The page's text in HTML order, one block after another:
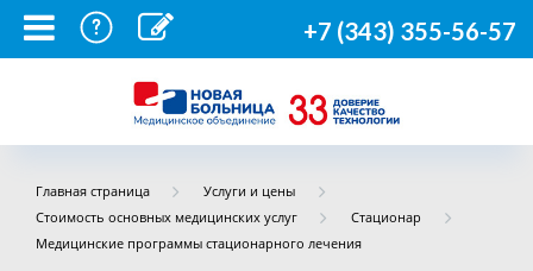
+7 (343) 355-56-57
Главная страница
Услуги и цены
Стоимость основных медицинских услуг
Стационар
Медицинские программы стационарного лечения